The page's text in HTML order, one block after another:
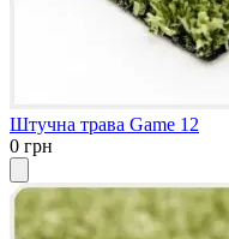
Штучна трава Game 12
0 грн